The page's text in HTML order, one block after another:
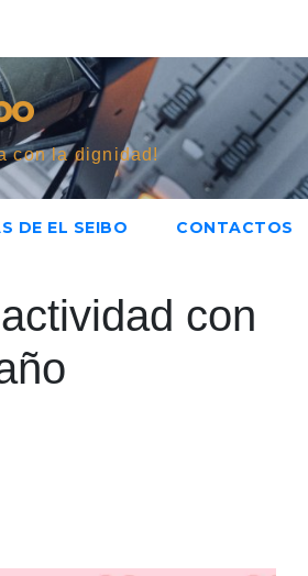
con la dignidad!
DE EL SEIBO CONTACTOS
con